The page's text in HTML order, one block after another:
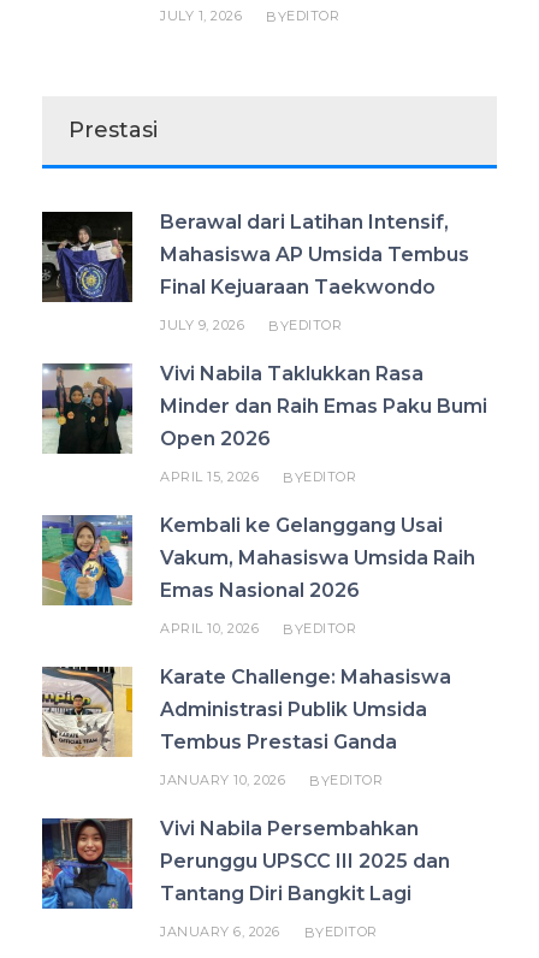
JULY 1, 2026 BYEDITOR
Prestasi
Berawal dari Latihan Intensif,
Mahasiswa AP Umsida Tembus
Final Kejuaraan Taekwondo
JULY 9, 2026 BYEDITOR
Vivi Nabila Taklukkan Rasa
Minder dan Raih Emas Paku Bumi
Open 2026
APRIL 15, 2026 BYEDITOR
Kembali ke Gelanggang Usai
Vakum, Mahasiswa Umsida Raih
Emas Nasional 2026
APRIL 10, 2026 BYEDITOR
Karate Challenge: Mahasiswa
Administrasi Publik Umsida
Tembus Prestasi Ganda
JANUARY 10, 2026 BYEDITOR
Vivi Nabila Persembahkan
Perunggu UPSCC III 2025 dan
Tantang Diri Bangkit Lagi
JANUARY 6, 2026 BYEDITOR